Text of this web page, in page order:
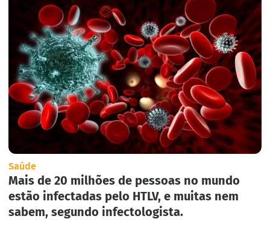
Saúde
Mais de 20 milhões de pessoas no mundo
estão infectadas pelo HTLV, e muitas nem
sabem, segundo infectologista.